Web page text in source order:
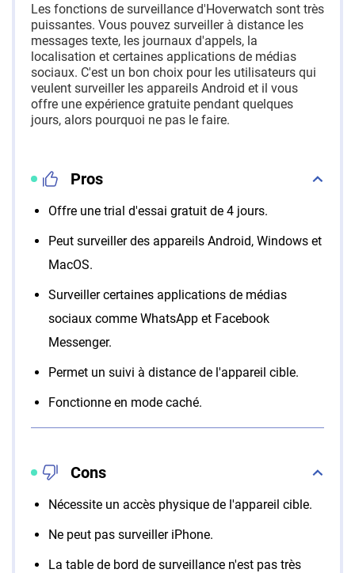
Les fonctions de surveillance d'Hoverwatch sont très
puissantes. Vous pouvez surveiller à distance les
messages texte, les journaux d'appels, la
localisation et certaines applications de médias
sociaux. C'est un bon choix pour les utilisateurs qui
veulent surveiller les appareils Android et il vous
offre une expérience gratuite pendant quelques
jours, alors pourquoi ne pas le faire.
Pros
Offre une trial d'essai gratuit de 4 jours.
Peut surveiller des appareils Android, Windows et
MacOS.
Surveiller certaines applications de médias
sociaux comme WhatsApp et Facebook
Messenger.
Permet un suivi à distance de l'appareil cible.
Fonctionne en mode caché.
Cons
Nécessite un accès physique de l'appareil cible.
Ne peut pas surveiller iPhone.
La table de bord de surveillance n'est pas très